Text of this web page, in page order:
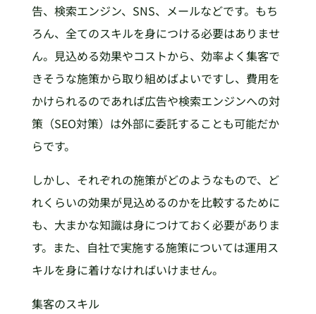
告、検索エンジン、SNS、メールなどです。もち
ろん、全てのスキルを身につける必要はありませ
ん。見込める効果やコストから、効率よく集客で
きそうな施策から取り組めばよいですし、費用を
かけられるのであれば広告や検索エンジンへの対
策（SEO対策）は外部に委託することも可能だか
らです。
しかし、それぞれの施策がどのようなもので、ど
れくらいの効果が見込めるのかを比較するために
も、大まかな知識は身につけておく必要がありま
す。また、自社で実施する施策については運用ス
キルを身に着けなければいけません。
集客のスキル